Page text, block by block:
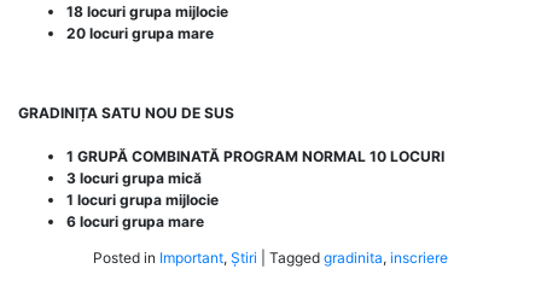
18 locuri grupa mijlocie
20 locuri grupa mare
GRADINIȚA SATU NOU DE SUS
1 GRUPĂ COMBINATĂ PROGRAM NORMAL 10 LOCURI
3 locuri grupa mică
1 locuri grupa mijlocie
6 locuri grupa mare
Posted in Important, Știri Tagged gradinita, inscriere